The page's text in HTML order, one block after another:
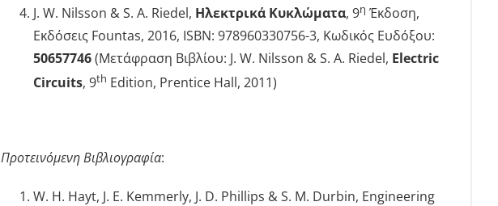
J. W. Nilsson & S. A. Riedel, Ηλεκτρικά Κυκλώματα, 9η Έκδοση,
Εκδόσεις Fountas, 2016, ISBN: 978960330756-3, Κωδικός Ευδόξου:
50657746(Μετάφραση Βιβλίου: J. W. Nilsson & S. A. Riedel, Electric
Circuits, 9th Edition, Prentice Hall, 2011)
Προτεινόμενη Βιβλιογραφία:
W. H. Hayt, J. E. Kemmerly, J. D. Phillips & S. M. Durbin, Engineering